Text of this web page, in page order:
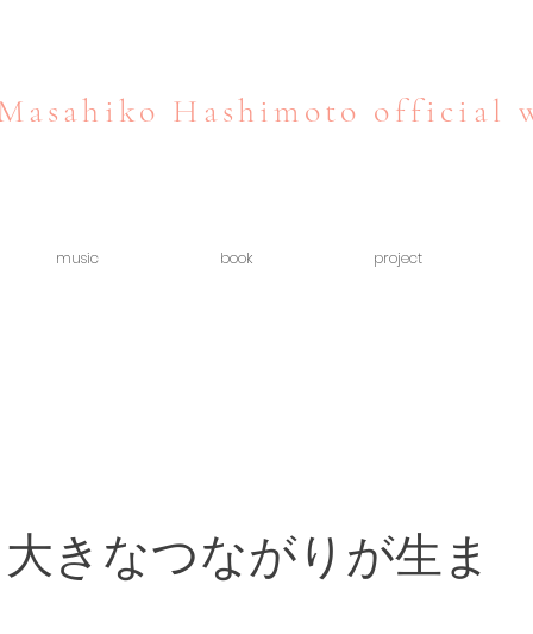
Hashimoto official
music book project
きなつながりが生ま